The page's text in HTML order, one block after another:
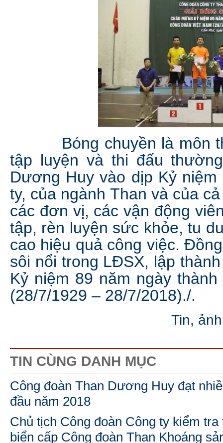
Bóng chuyền là môn
tập luyện và thi đấu
Dương Huy vào dịp Kỷ
ty, của ngành Than và của
các đơn vị, các vận động
tập, rèn luyện sức khỏe, tu
cao hiệu quả công việc.
sôi nổi trong LĐSX, lập
Kỷ niệm 89 năm ngày
(28/7/1929 – 28/7/2018)./.
Tin,
TIN CÙNG DANH MỤC
Công đoàn Than Dương Huy đạt
đầu năm 2018
Chủ tịch Công đoàn Công ty kiểm
biển cấp Công đoàn Than Khoáng